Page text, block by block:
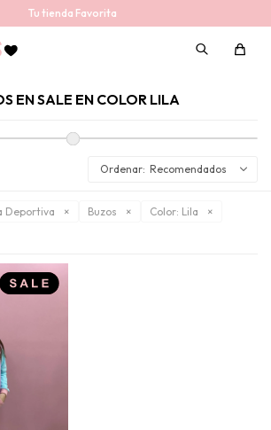
Tu tienda Favorita
EN SALE EN COLOR LILA
Recomendados
Deportiva Buzos Color: Lila